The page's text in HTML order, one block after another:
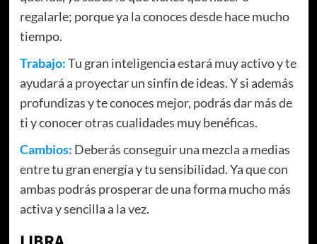
regalarle; porque ya la conoces desde hace mucho
tiempo.
Trabajo:Tu gran inteligencia estará muy activo y te
ayudará a proyectar un sinfín de ideas. Y si además
profundizas y te conoces mejor, podrás dar más de
ti y conocer otras cualidades muy benéficas.
Cambios: Deberás conseguir una mezcla a medias
entre tu gran energía y tu sensibilidad. Ya que con
ambas podrás prosperar de una forma mucho más
activa y sencilla a la vez.